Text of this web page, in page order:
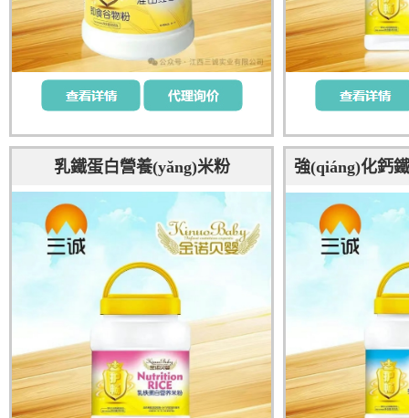
乳鐵蛋白營養(yǎng)米粉 強(qiáng)化鈣